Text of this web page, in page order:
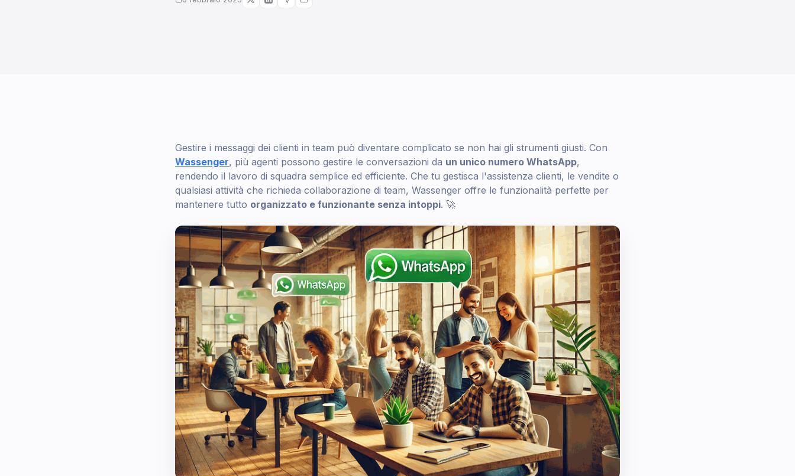
Gestire i messaggi dei clienti in team può diventare complicato se non hai gli strumenti giusti. Con
Wassenger, più agenti possono gestire le conversazioni da un unico numero WhatsApp,
rendendo il lavoro di squadra semplice ed efficiente. Che tu gestisca l'assistenza clienti, le vendite o
qualsiasi attività che richieda collaborazione di team, Wassenger offre le funzionalità perfette per
mantenere tutto organizzato e funzionante senza intoppi. 🚀